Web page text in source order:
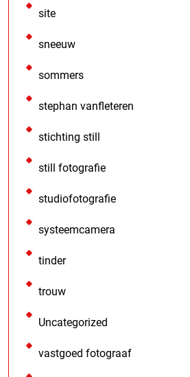
site
sneeuw
sommers
stephan vanfleteren
stichting still
still fotografie
studiofotografie
systeemcamera
tinder
trouw
Uncategorized
vastgoed fotograaf